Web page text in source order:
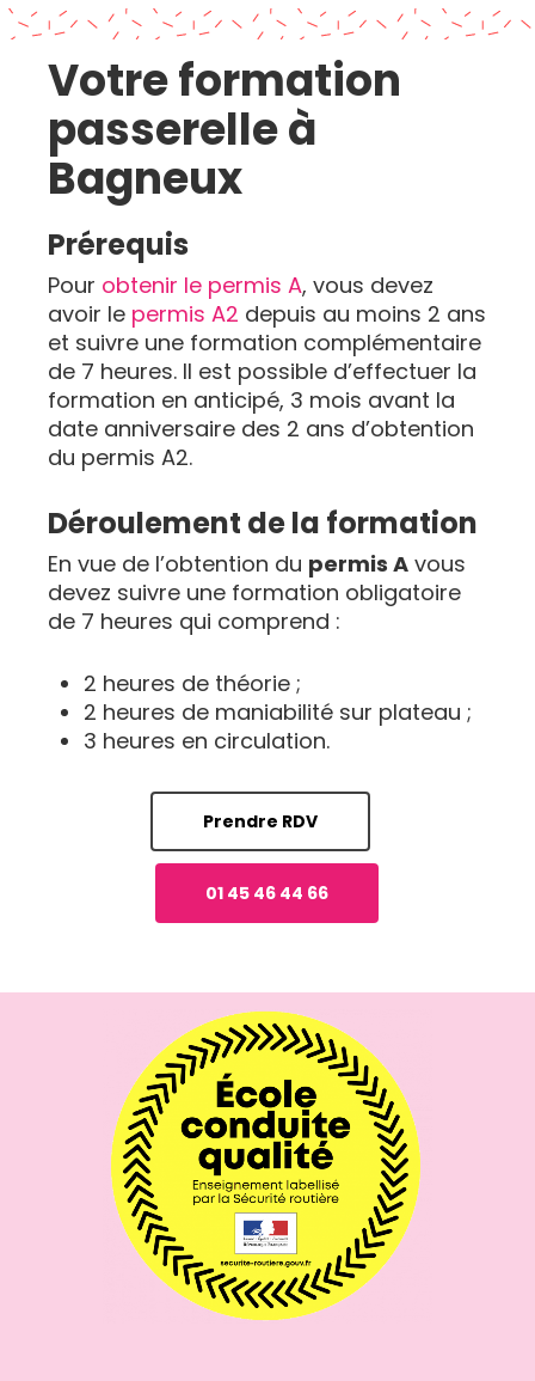
Votre formation
passerelle à
Bagneux
Prérequis
Pour obtenir le permis A, vous devez
avoir le permis A2 depuis au moins 2 ans
et suivre une formation complémentaire
de 7 heures. Il est possible d’effectuer la
formation en anticipé, 3 mois avant la
date anniversaire des 2 ans d’obtention
du permis A2.
Déroulement de la formation
En vue de l’obtention du permis A vous
devez suivre une formation obligatoire
de 7 heures qui comprend :
2 heures de théorie ;
2 heures de maniabilité sur plateau ;
3 heures en circulation.
Prendre RDV
01 45 46 44 66